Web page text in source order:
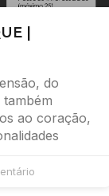
|
do
ao coração,